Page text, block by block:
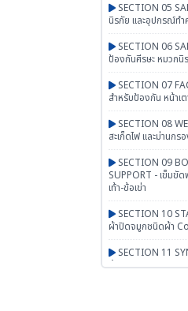
SECTION 05
นิรภัย และอุปกรณ์ทำ
SECTION 06
ป้องกันศีรษะ หมวกนิ
SECTION 07
สำหรับป้องกัน หน้าเ
SECTION 08
สะเก็ดไฟ และม่านกร
SECTION 09
SUPPORT - เข็มขั
เท้า-ข้อเข่า
SECTION 10
ผ้าปิดจมูกชนิดผ้า
SECTION 11
ผ้าปิดจมูกเสริมใยสัง